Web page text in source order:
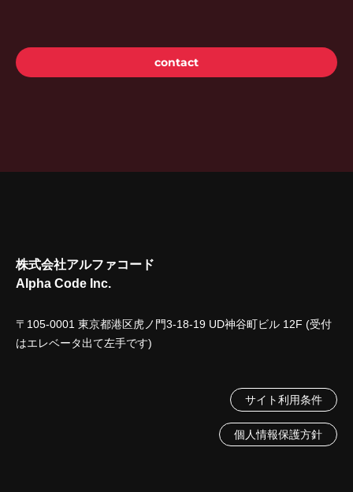
contact
株式会社アルファコード
Alpha Code Inc.
〒105-0001 東京都港区虎ノ門3-18-19 UD神谷町ビル 12F (受付
はエレベータ出て左手です)
サイト利用条件
個人情報保護方針